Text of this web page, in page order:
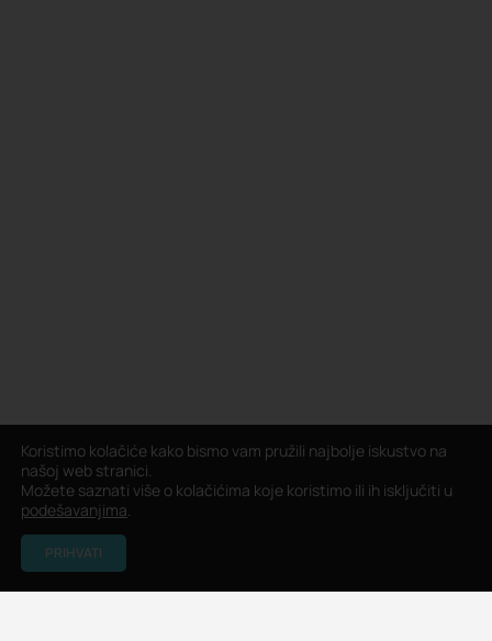
Koristimo kolačiće kako bismo vam pružili najbolje iskustvo na
našoj web stranici.
Možete saznati više o kolačićima koje koristimo ili ih isključiti u
podešavanjima.
PRIHVATI